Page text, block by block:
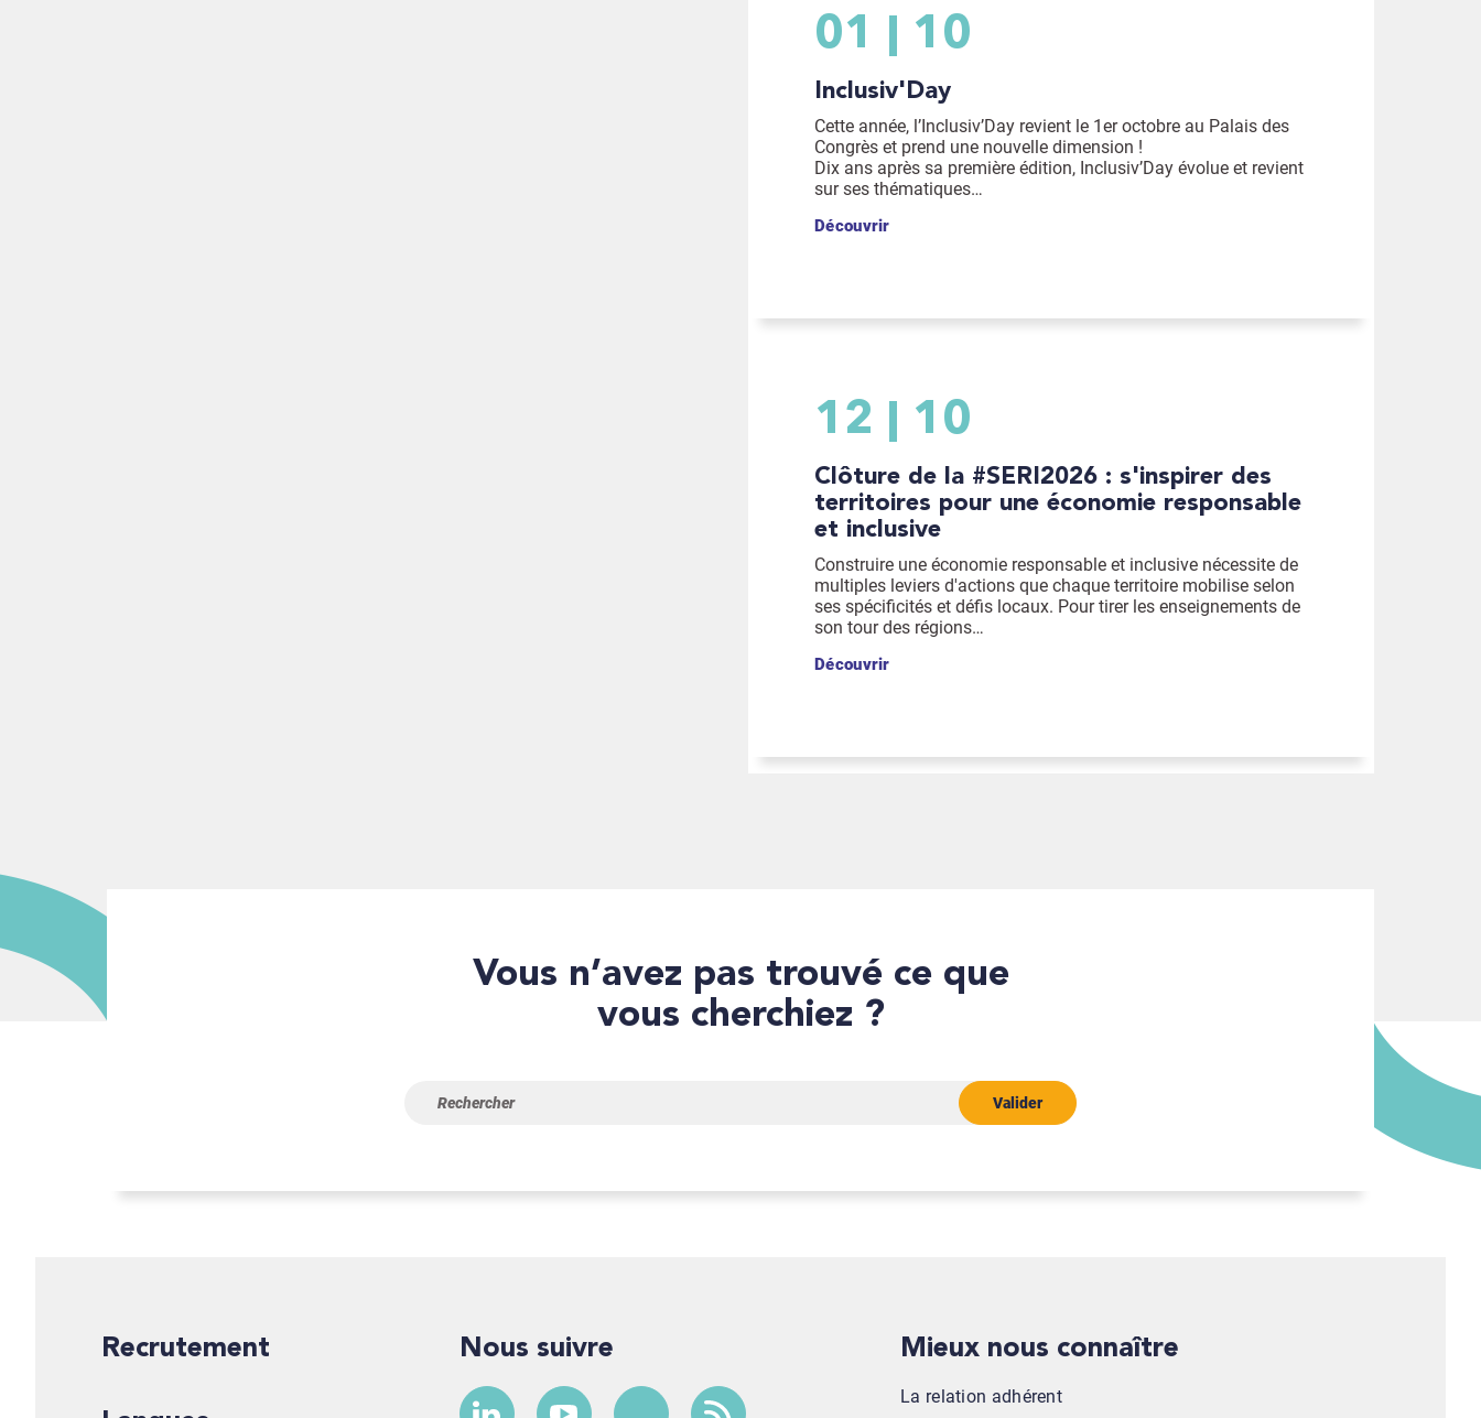
01 10
Inclusiv'Day
Cette année, l’Inclusiv’Day revient le 1er octobre au Palais des
Congrès et prend une nouvelle dimension !
Dix ans après sa première édition, Inclusiv’Day évolue et revient
sur ses thématiques…
Découvrir
12 10
Clôture de la #SERI2026 : s'inspirer des
territoires pour une économie responsable
et inclusive
Construire une économie responsable et inclusive nécessite de
multiples leviers d'actions que chaque territoire mobilise selon
ses spécificités et défis locaux. Pour tirer les enseignements de
son tour des régions…
Découvrir
Vous n’avez pas trouvé ce que
vous cherchiez ?
Valider
Recrutement Nous suivre Mieux nous connaître
La relation adhérent